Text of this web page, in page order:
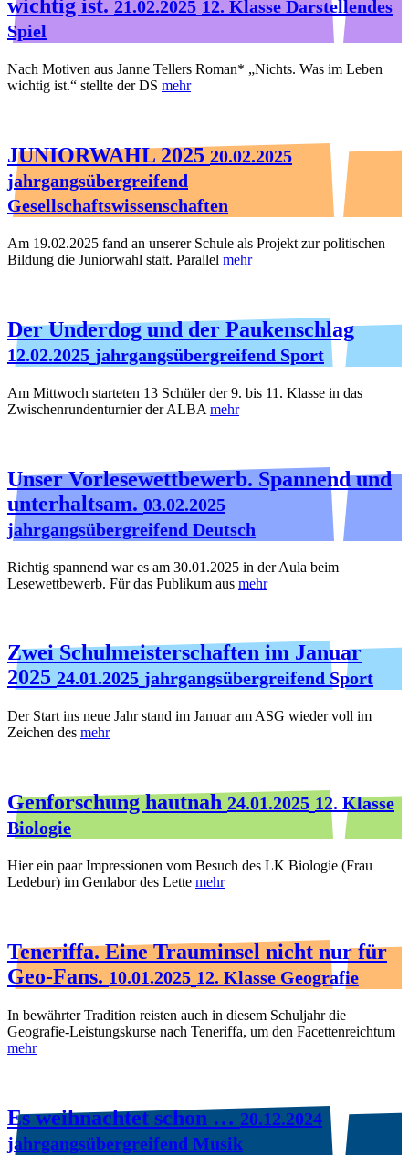
wichtig ist. 21.02.2025 12. Klasse Darstellendes
Spiel
Nach Motiven aus Janne Tellers Roman* „Nichts. Was im Leben
wichtig ist.“ stellte der DS mehr
JUNIORWAHL 202520.02.2025
jahrgangsübergreifend
Gesellschaftswissenschaften
Am 19.02.2025 fand an unserer Schule als Projekt zur politischen
Bildung die Juniorwahl statt. Parallel mehr
Der Underdog und der Paukenschlag
12.02.2025 jahrgangsübergreifend Sport
Am Mittwoch starteten 13 Schüler der 9. bis 11. Klasse in das
Zwischenrundenturnier der ALBA mehr
Unser Vorlesewettbewerb. Spannend und
unterhaltsam. 03.02.2025
jahrgangsübergreifend Deutsch
Richtig spannend war es am 30.01.2025 in der Aula beim
Lesewettbewerb. Für das Publikum aus mehr
Zwei Schulmeisterschaften im Januar
2025 24.01.2025 jahrgangsübergreifend Sport
Der Start ins neue Jahr stand im Januar am ASG wieder voll im
Zeichen des mehr
Genforschung hautnah 24.01.2025 12. Klasse
Biologie
Hier ein paar Impressionen vom Besuch des LK Biologie (Frau
Ledebur) im Genlabor des Lette mehr
Teneriffa. Eine Trauminsel nicht nur für
Geo-Fans. 10.01.2025 12. Klasse Geografie
In bewährter Tradition reisten auch in diesem Schuljahr die
Geografie-Leistungskurse nach Teneriffa, um den Facettenreichtum
mehr
Es weihnachtet schon … 20.12.2024
jahrgangsübergreifend Musik